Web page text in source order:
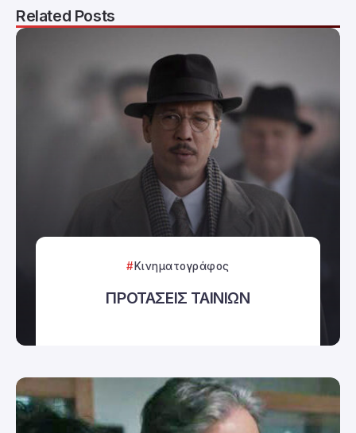
Related Posts
Κινηματογράφος
ΠΡΟΤΑΣΕΙΣ ΤΑΙΝΙΩΝ